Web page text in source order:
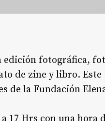
fotográfica,
de zine y libro.
de la Fundación